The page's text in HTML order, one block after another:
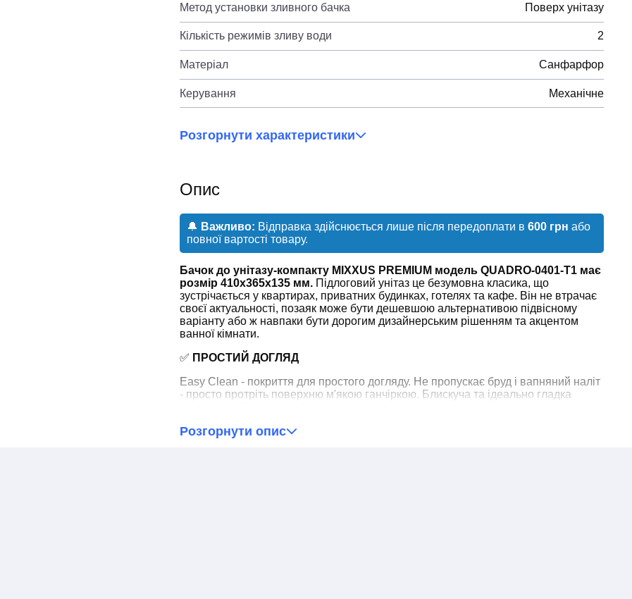
Метод установки зливного бачка Поверх унітазу
Кількість режимів зливу води 2
Матеріал Санфарфор
Керування Механічне
Розгорнути характеристики
Опис
🔔 Важливо: Відправка здійснюється лише після передоплати в 600 грн або
повної вартості товару.
Бачок до унітазу-компакту MIXXUS PREMIUM модель QUADRO-0401-T1 має
розмір 410x365x135 мм. Підлоговий унітаз це безумовна класика, що
зустрічається у квартирах, приватних будинках, готелях та кафе. Він не втрачає
своєї актуальності, позаяк може бути дешевшою альтернативою підвісному
варіанту або ж навпаки бути дорогим дизайнерським рішенням та акцентом
ванної кімнати.
✅ ПРОСТИЙ ДОГЛЯД
Easy Clean - покриття для простого догляду. Не пропускає бруд і вапняний наліт
- просто протріть поверхню м'якою ганчіркою. Блискуча та ідеально гладка
✅ВІДМІННА ГАРАНТОВАНА ЯКІСТЬ
Розгорнути опис